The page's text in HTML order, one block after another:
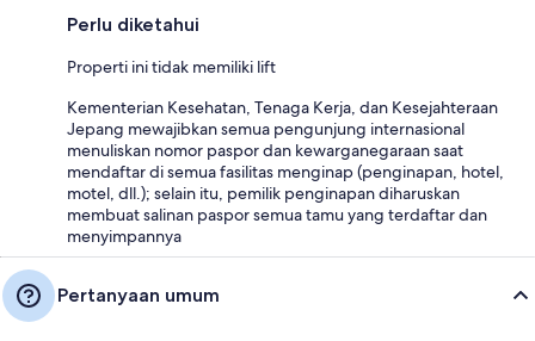
Perlu diketahui
Properti ini tidak memiliki lift
Kementerian Kesehatan, Tenaga Kerja, dan Kesejahteraan
Jepang mewajibkan semua pengunjung internasional
menuliskan nomor paspor dan kewarganegaraan saat
mendaftar di semua fasilitas menginap (penginapan, hotel,
motel, dll.); selain itu, pemilik penginapan diharuskan
membuat salinan paspor semua tamu yang terdaftar dan
menyimpannya
Pertanyaan umum